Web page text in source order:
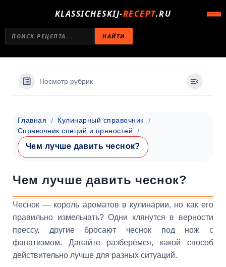
KLASSICHESKIJ-RECEPT.RU
НАЙТИ
Посмотр рубрик
Главная
Кулинарный справочник
Справочник специй и пряностей
Чем лучше давить чеснок?
Чем лучше давить чеснок?
Чеснок — король ароматов в кулинарии, но как его
правильно измельчать? Одни клянутся в верности
прессу, другие бросают чеснок под нож с
фанатизмом. Давайте разберёмся, какой способ
действительно лучше для разных ситуаций.